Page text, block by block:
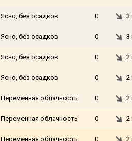
Ясно, без осадков 0 3
Ясно, без осадков 0 3
Ясно, без осадков 0 2
Ясно, без осадков 0 2
Переменная облачность 0 2
Переменная облачность 0 2
Переменная облачность 0 2